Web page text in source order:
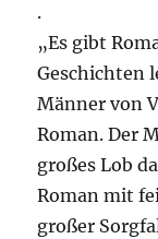
.
„Es gibt
Geschichten
Männer von
Roman. Der
großes Lob
Roman mit
großer